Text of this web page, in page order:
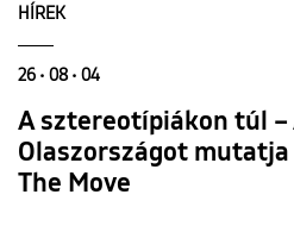
HÍREK
26 • 08 • 04
A sztereotípiákon túl –
Olaszországot mutatja
The Move